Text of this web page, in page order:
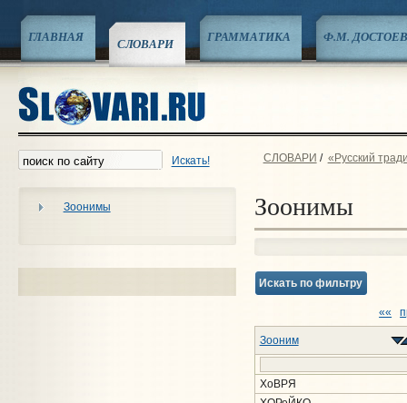
ГЛАВНАЯ СЛОВАРИ ГРАММАТИКА Ф.М.
Искать!
Зоонимы
СЛОВАРИ / «Русский
Зоонимы
Искать по фильтру
««
Зооним
ХоВРЯ